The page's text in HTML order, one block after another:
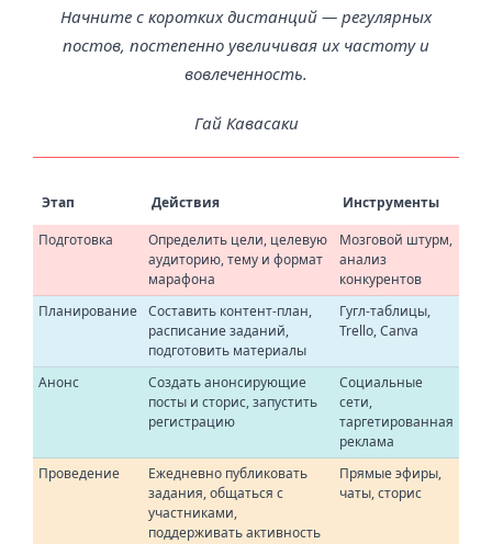
Начните с коротких дистанций — регулярных
постов, постепенно увеличивая их частоту и
вовлеченность.
Гай Кавасаки
Этап Действия
Инструменты
Подготовка
Определить цели, целевую
аудиторию, тему и формат
марафона
Мозговой штурм,
анализ
конкурентов
Планирование Составить контент-план,
расписание заданий,
подготовить материалы
Гугл-таблицы,
Trello, Canva
Анонс
Создать анонсирующие
посты и сторис, запустить
регистрацию
Социальные
сети,
таргетированная
реклама
Проведение
Ежедневно публиковать
задания, общаться с
участниками,
поддерживать активность
Прямые эфиры,
чаты, сторис